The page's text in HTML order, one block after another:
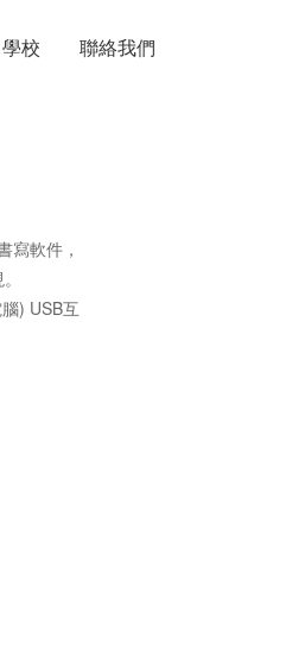
學校 聯絡我們
寫軟件，
) USB互